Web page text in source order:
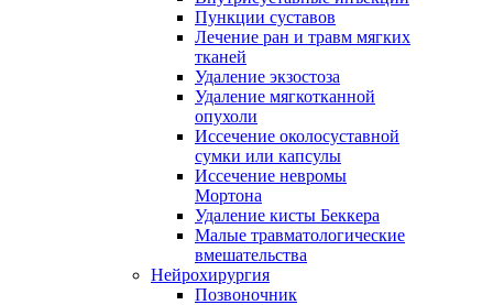
Пункции суставов
Лечение ран и травм мягких
тканей
Удаление экзостоза
Удаление мягкотканной
опухоли
Иссечение околосуставной
сумки или капсулы
Иссечение невромы
Мортона
Удаление кисты Беккера
Малые травматологические
вмешательства
Нейрохирургия
Позвоночник